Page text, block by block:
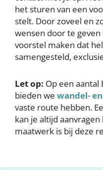
het sturen van een
stelt. Door zoveel en
wensen door te
voorstel maken dat
samengesteld,
Let op: Op een
bieden we wandel-
vaste route hebben.
kan je altijd
maatwerk is bij deze